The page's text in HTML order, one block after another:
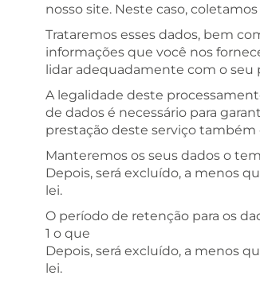
nosso site. Neste caso,
Trataremos esses dados, bem
informações que você nos
lidar adequadamente com o seu
A legalidade deste
de dados é necessário para
prestação deste serviço também
Manteremos os seus dados o
Depois, será excluído, a menos
lei.
O período de retenção para os
1 o que
Depois, será excluído, a menos
lei.